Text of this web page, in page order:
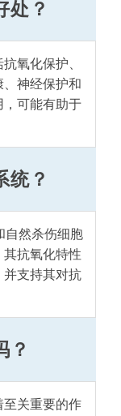
处？
氧化保护、
神经保护和
可能有助于
统？
自然杀伤细胞
抗氧化特性
支持其对抗
？
关重要的作